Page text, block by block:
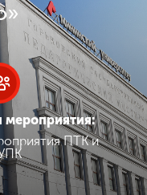
мероприятия:
ПТК и